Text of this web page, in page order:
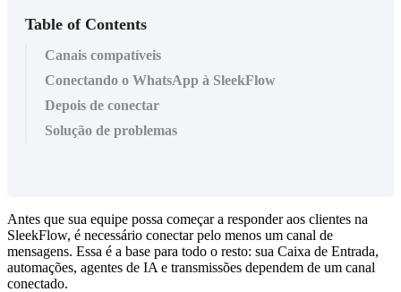
Table of Contents
Canais compatíveis
Conectando o WhatsApp à SleekFlow
Depois de conectar
Solução de problemas
Antes que sua equipe possa começar a responder aos clientes na
SleekFlow, é necessário conectar pelo menos um canal de
mensagens. Essa é a base para todo o resto: sua Caixa de Entrada,
automações, agentes de IA e transmissões dependem de um canal
conectado.